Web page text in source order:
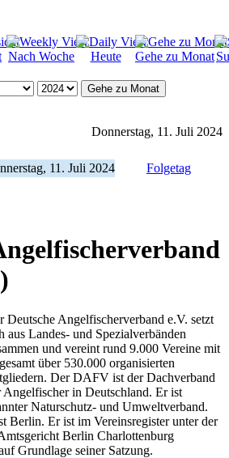
Nach Woche Heute Gehe zu Monat
Gehe zu Monat
Donnerstag, 11. Juli 2024
11. Juli 2024 Folgetag
Deutsche Angelfischerverband e.V. setzt
aus Landes- und Spezialverbänden
und vereint rund 9.000 Vereine mit
über 530.000 organisierten
Der DAFV ist der Dachverband
Angelfischer in Deutschland. Er ist
Naturschutz- und Umweltverband.
Berlin. Er ist im Vereinsregister unter der
Berlin Charlottenburg
Grundlage seiner Satzung.